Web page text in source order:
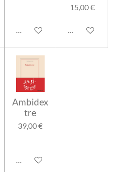
Ajouter au panier
15,00 €
Ajouter au
Ambidex
tre
39,00 €
Ajouter au panier